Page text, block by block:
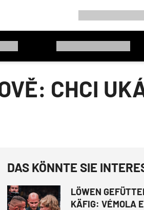
CHCI
DAS KÖNNTE SIE
LÖWEN
KÄFIG: VÉMOLA